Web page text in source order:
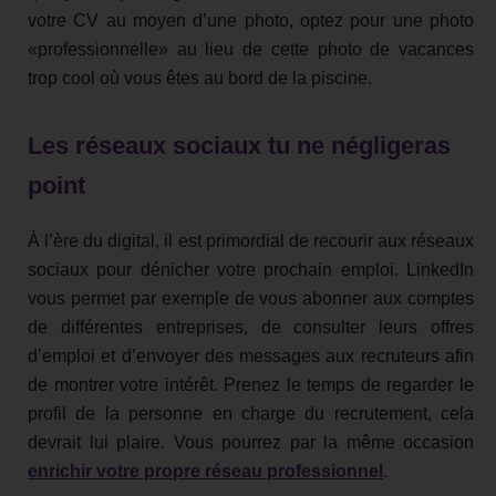
votre CV au moyen d’une photo, optez pour une photo
«professionnelle» au lieu de cette photo de vacances
trop cool où vous êtes au bord de la piscine.
Les réseaux sociaux tu ne négligeras
point
À l’ère du digital, il est primordial de recourir aux réseaux
sociaux pour dénicher votre prochain emploi. LinkedIn
vous permet par exemple de vous abonner aux comptes
de différentes entreprises, de consulter leurs offres
d’emploi et d’envoyer des messages aux recruteurs afin
de montrer votre intérêt. Prenez le temps de regarder le
profil de la personne en charge du recrutement, cela
devrait lui plaire. Vous pourrez par la même occasion
enrichir votre propre réseau professionnel .